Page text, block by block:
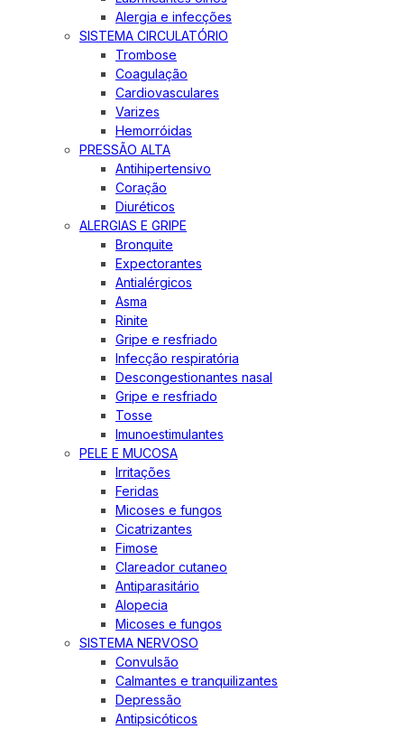
Alergia e infecções
SISTEMA CIRCULATÓRIO
Trombose
Coagulação
Cardiovasculares
Varizes
Hemorróidas
PRESSÃO ALTA
Antihipertensivo
Coração
Diuréticos
ALERGIAS E GRIPE
Bronquite
Expectorantes
Antialérgicos
Asma
Rinite
Gripe e resfriado
Infecção respiratória
Descongestionantes nasal
Gripe e resfriado
Tosse
Imunoestimulantes
PELE E MUCOSA
Irritações
Feridas
Micoses e fungos
Cicatrizantes
Fimose
Clareador cutaneo
Antiparasitário
Alopecia
Micoses e fungos
SISTEMA NERVOSO
Convulsão
Calmantes e tranquilizantes
Depressão
Antipsicóticos